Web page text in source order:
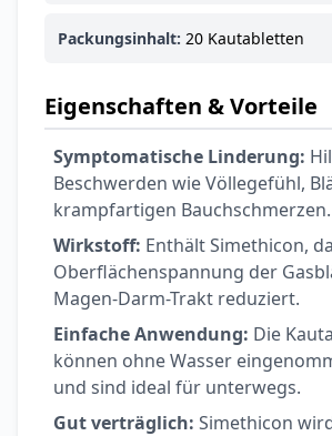
3,79 € 3,95 € -4%
Alkoholtupfer,
100 Stück
3,75 € 4,29 € -13%
ARZNEIMITTEL & GESUNDHEIT
Lefax® extra
Kautabletten
7,69 € 8,09 € -5%
ARZNEIMITTEL & GESUNDHEIT
Hametum
Hämorrhoidensalbe:
Bei Hämorrhoiden
& Juckreiz
12,04 € 12,95 € -7%
Nach Marke kaufen
Packungsinhalt: 20 Kautabletten
Eigenschaften & Vorteile
Symptomatische Linderung:
Beschwerden wie Völlegefühl,
krampfartigen Bauchschmerzen.
Wirkstoff: Enthält Simethicon,
Oberflächenspannung der
Magen-Darm-Trakt reduziert.
Einfache Anwendung: Die
können ohne Wasser
und sind ideal für unterwegs.
Gut verträglich: Simethicon